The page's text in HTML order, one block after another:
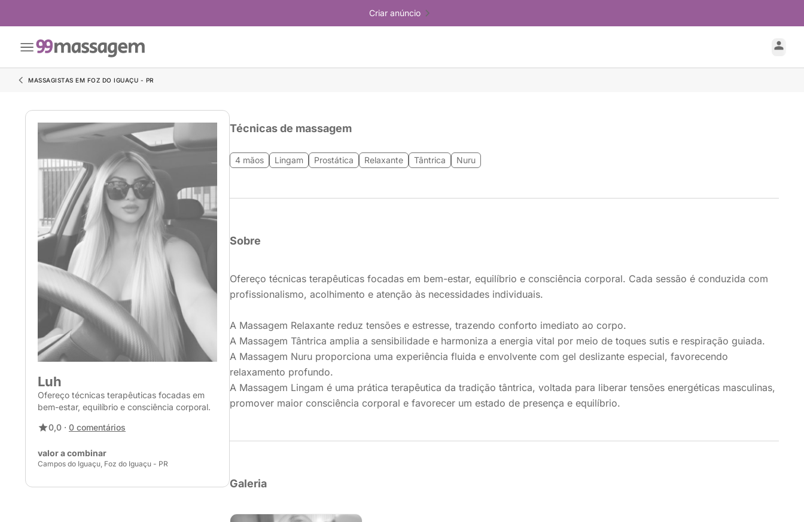
Criar anúncio
MASSAGISTAS EM FOZ DO IGUAÇU - PR
Luh
Ofereço técnicas terapêuticas focadas em
bem-estar, equilíbrio e consciência corporal.
0,0 · 0 comentários
valor a combinar
Campos do Iguaçu, Foz do Iguaçu - PR
Técnicas de massagem
4 mãos Lingam Prostática Relaxante Tântrica Nuru
Sobre
Ofereço técnicas terapêuticas focadas em bem-estar, equilíbrio e consciência corporal. Cada sessão é conduzida com
profissionalismo, acolhimento e atenção às necessidades individuais.
A Massagem Relaxante reduz tensões e estresse, trazendo conforto imediato ao corpo.
A Massagem Tântrica amplia a sensibilidade e harmoniza a energia vital por meio de toques sutis e respiração guiada.
A Massagem Nuru proporciona uma experiência fluida e envolvente com gel deslizante especial, favorecendo
relaxamento profundo.
A Massagem Lingam é uma prática terapêutica da tradição tântrica, voltada para liberar tensões energéticas masculinas,
promover maior consciência corporal e favorecer um estado de presença e equilíbrio.
Galeria